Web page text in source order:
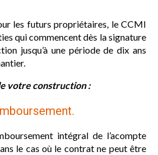
les futurs propriétaires, le CCMI
qui commencent dès la signature
jusqu’à une période de dix ans
votre construction :
intégral de l’acompte
le cas où le contrat ne peut être